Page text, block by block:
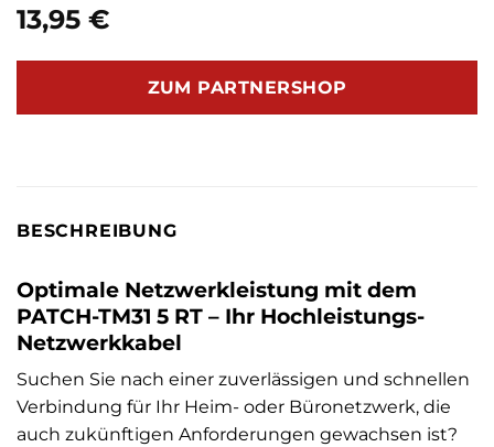
13,95 €
ZUM PARTNERSHOP
BESCHREIBUNG
Optimale Netzwerkleistung mit dem
PATCH-TM31 5 RT – Ihr Hochleistungs-
Netzwerkkabel
Suchen Sie nach einer zuverlässigen und schnellen
Verbindung für Ihr Heim- oder Büronetzwerk, die
auch zukünftigen Anforderungen gewachsen ist?